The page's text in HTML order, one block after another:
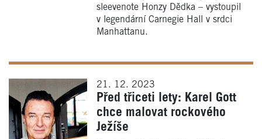
sleevenote Honzy Dědka – vystoupil
v legendární Carnegie Hall v srdci
Manhattanu.
21. 12. 2023
Před třiceti lety: Karel Gott
chce malovat rockového
Ježíše